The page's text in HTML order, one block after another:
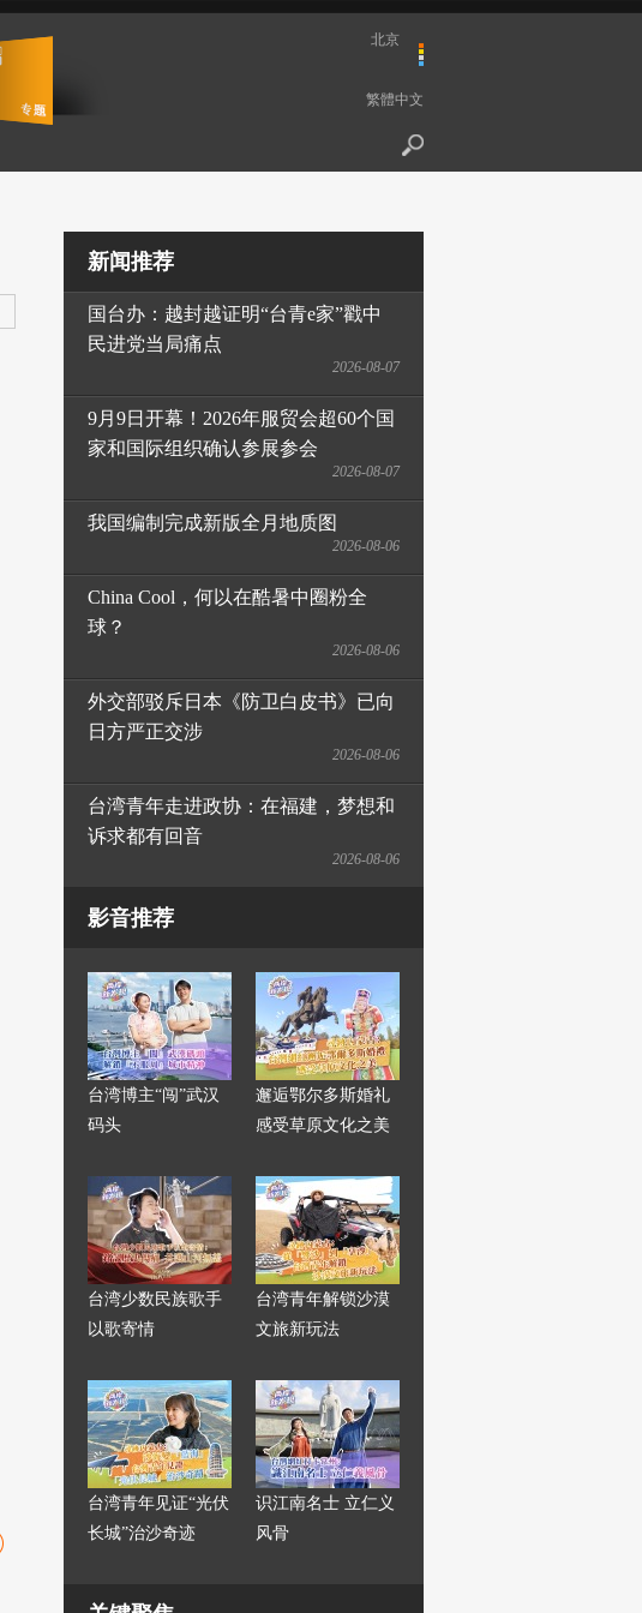
北京
繁體中文
新闻推荐
国台办：越封越证明“台青e家”戳中
民进党当局痛点
2026-08-07
9月9日开幕！2026年服贸会超60个国
家和国际组织确认参展参会
2026-08-07
我国编制完成新版全月地质图
2026-08-06
China Cool，何以在酷暑中圈粉全
球？
2026-08-06
外交部驳斥日本《防卫白皮书》已向
日方严正交涉
2026-08-06
台湾青年走进政协：在福建，梦想和
诉求都有回音
2026-08-06
影音推荐
台湾博主“闯”武汉
码头
邂逅鄂尔多斯婚礼
感受草原文化之美
台湾少数民族歌手
以歌寄情
台湾青年解锁沙漠
文旅新玩法
台湾青年见证“光伏
长城”治沙奇迹
识江南名士 立仁义
风骨